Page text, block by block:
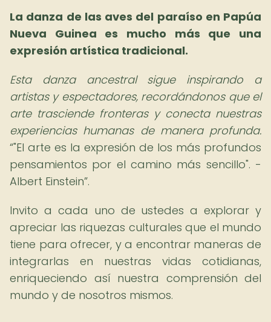
La danza de las aves del paraíso en Papúa
Nueva Guinea es mucho más que una
expresión artística tradicional.
Esta danza ancestral sigue inspirando a
artistas y espectadores, recordándonos que el
arte trasciende fronteras y conecta nuestras
experiencias humanas de manera profunda.
"El arte es la expresión de los más profundos
pensamientos por el camino más sencillo". -
Albert Einstein .
Invito a cada uno de ustedes a explorar y
apreciar las riquezas culturales que el mundo
tiene para ofrecer, y a encontrar maneras de
integrarlas en nuestras vidas cotidianas,
enriqueciendo así nuestra comprensión del
mundo y de nosotros mismos.